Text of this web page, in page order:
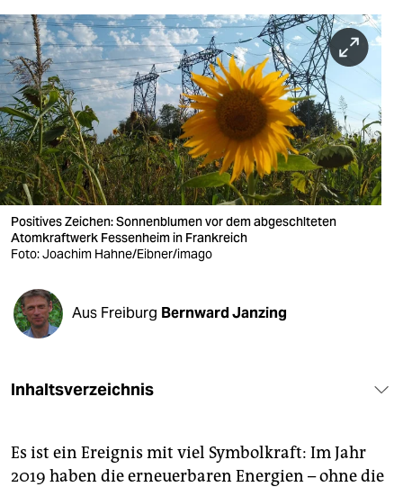
sport
berlin
nord
wahrheit
verlag
verlag
veranstaltungen
fragen & hilfe
abo
epaper login
Positives Zeichen: Sonnenblumen vor dem abgeschlteten
Atomkraftwerk Fessenheim in Frankreich
Foto: Joachim Hahne/Eibner/imago
Aus Freiburg Bernward Janzing
Inhaltsverzeichnis
Es ist ein Ereignis mit viel Symbolkraft: Im Jahr
2019 haben die erneuerbaren Energien – ohne die